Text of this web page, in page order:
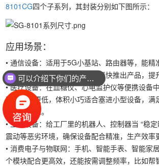
8101CG四个子系列，其封装分别如下图所示：
应用场景：
• 通信设备：适用于5G小基站、路由器等，能精
同频段灵活切换，帮设备厂商更快推出产品，提
• 医疗设备：在血糖仪、心电监护仪等便携设备
准，耗电更低，体积小巧适合塞进小型设备，满
工作的需求。
• 工业设备：给工厂里的机器人、控制器当 “稳定
震动等恶劣环境，确保设备配合精准，生产效率
• 消费电子与物联网：手机、智能手表、智能家
个模块配合更高效，还能按需调整频率，比如帮